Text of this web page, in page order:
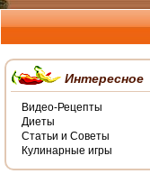
Интересное
Видео-Рецепты
Диеты
Статьи и Советы
Кулинарные игры